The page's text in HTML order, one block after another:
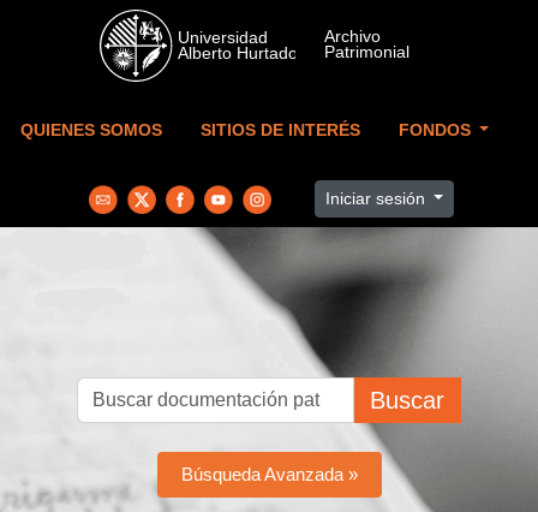
Skip to main content
QUIENES SOMOS SITIOS DE INTERÉS FONDOS
Iniciar sesión
Buscar
Búsqueda Avanzada »